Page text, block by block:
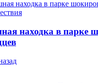
находка в парке